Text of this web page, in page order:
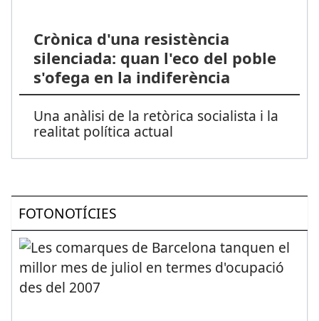
Crònica d'una resistència
silenciada: quan l'eco del poble
s'ofega en la indiferència
Una anàlisi de la retòrica socialista i la
realitat política actual
FOTONOTÍCIES